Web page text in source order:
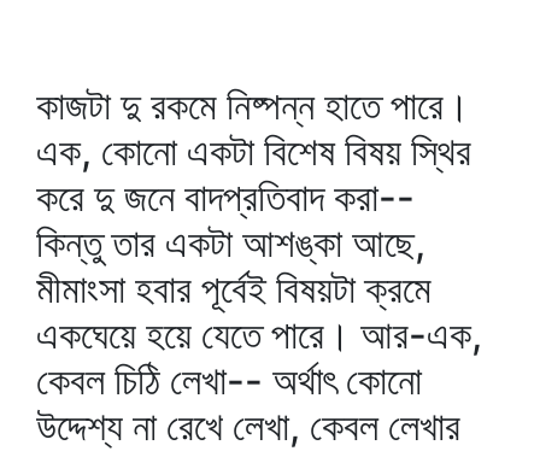
কাজটা দু রকমে নিষ্পন্ন হাতে পারে।
এক, কোনো একটা বিশেষ বিষয় স্থির
করে দু জনে বাদপ্রতিবাদ করা--
কিন্তু তার একটা আশঙ্কা আছে,
মীমাংসা হবার পূর্বেই বিষয়টা ক্রমে
একঘেয়ে হয়ে যেতে পারে। আর-এক,
কেবল চিঠি লেখা-- অর্থাৎ কোনো
উদ্দেশ্য না রেখে লেখা, কেবল লেখার